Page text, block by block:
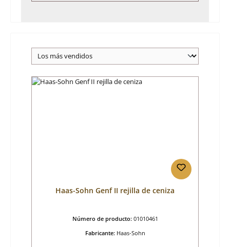
Haas-Sohn Genf II rejilla de ceniza
Número de producto: 01010461
Fabricante: Haas-Sohn